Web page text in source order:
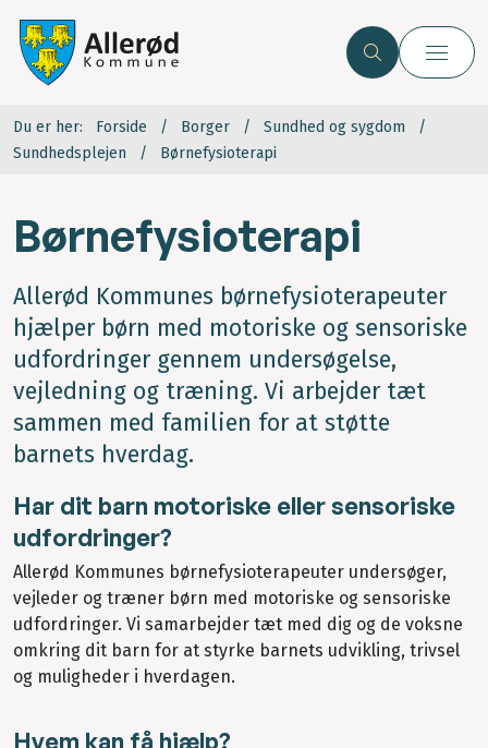
Du er her: Forside Borger
Sundhed og sygdom
Sundhedsplejen
Børnefysioterapi
Børnefysioterapi
Allerød Kommunes børnefysioterapeuter
hjælper børn med motoriske og sensoriske
udfordringer gennem undersøgelse,
vejledning og træning. Vi arbejder tæt
sammen med familien for at støtte
barnets hverdag.
Har dit barn motoriske eller sensoriske
udfordringer?
Allerød Kommunes børnefysioterapeuter undersøger,
vejleder og træner børn med motoriske og sensoriske
udfordringer. Vi samarbejder tæt med dig og de voksne
omkring dit barn for at styrke barnets udvikling, trivsel
og muligheder i hverdagen.
Hvem kan få hjælp?